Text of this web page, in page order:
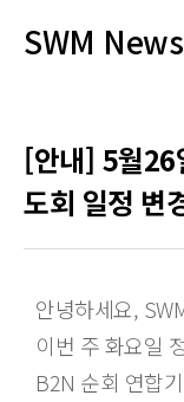
SWM News
[안내] 5월26
도회 일정 변
안녕하세요,
이번 주 화요일
B2N 순회 연합